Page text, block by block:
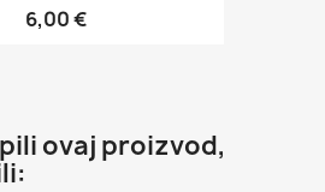
6,00 €
ovaj proizvod,